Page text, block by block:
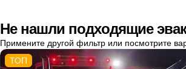
Не нашли подходящие
Примените другой фильтр или посмотрите